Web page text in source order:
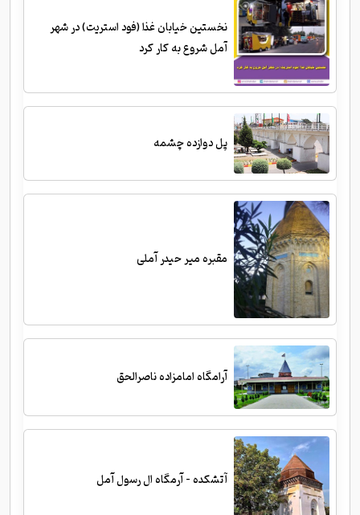
نخستین خیابان غذا (فود استریت) در شهر
آمل شروع به کار کرد
پل دوازده چشمه
مقبره میر حیدر آملی
آرامگاه امامزاده ناصرالحق
آتشکده - آرمگاه ال رسول آمل